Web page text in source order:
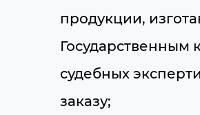
продукции,
Государственным
судебных
заказу;